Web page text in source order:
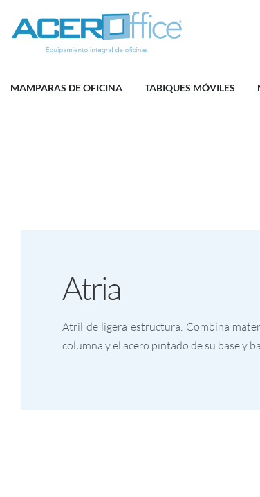
MAMPARAS DE OFICINA TABIQUES MÓVILES
Atria
Atril de ligera estructura. Combina
columna y el acero pintado de su base y